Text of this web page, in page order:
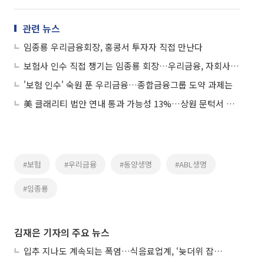
관련 뉴스
임종룡 우리금융회장, 홍콩서 투자자 직접 만난다
보험사 인수 직접 챙기는 임종룡 회장…우리금융, 자회사 시너지 본격 시동
'보험 인수' 숙원 푼 우리금융…종합금융그룹 도약 과제는
美 클래리티 법안 연내 통과 가능성 13%…상원 문턱서 제동
#보험 #우리금융 #동양생명 #ABL생명
#임종룡
김재은 기자의 주요 뉴스
입추 지나도 계속되는 폭염…식음료업계, ‘늦더위 잡기’ 전력 투구